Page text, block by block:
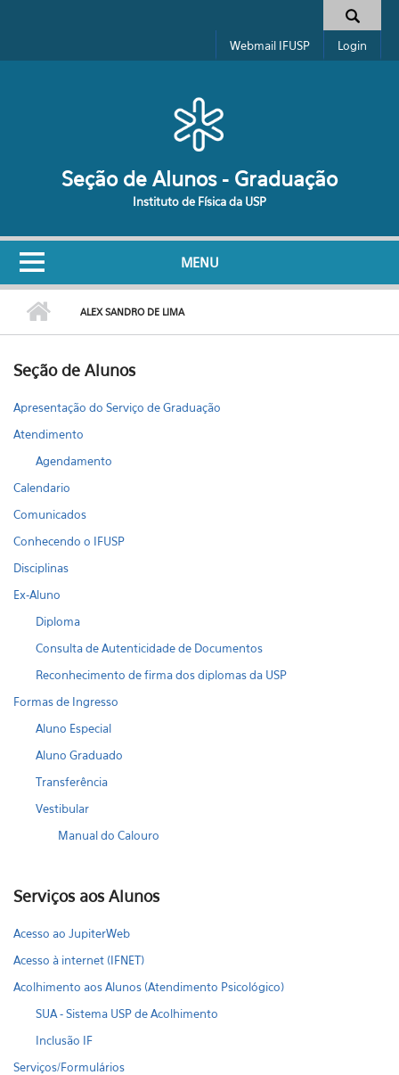
Formulário de busca
Webmail IFUSP Login
Seção de Alunos - Graduação
Instituto de Física da USP
MENU
ALEX SANDRO DE LIMA
Seção de Alunos
Apresentação do Serviço de Graduação
Atendimento
Agendamento
Calendario
Comunicados
Conhecendo o IFUSP
Disciplinas
Ex-Aluno
Diploma
Consulta de Autenticidade de Documentos
Reconhecimento de firma dos diplomas da USP
Formas de Ingresso
Aluno Especial
Aluno Graduado
Transferência
Vestibular
Manual do Calouro
Serviços aos Alunos
Acesso ao JupiterWeb
Acesso à internet (IFNET)
Acolhimento aos Alunos (Atendimento Psicológico)
SUA - Sistema USP de Acolhimento
Inclusão IF
Serviços/Formulários